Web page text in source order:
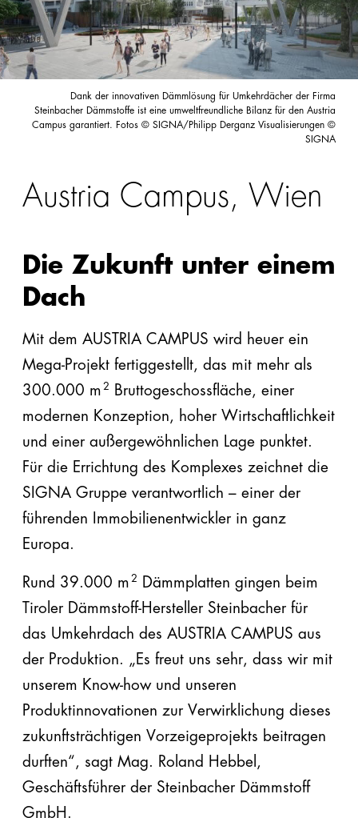
Förderungen
Handbücher/Kataloge
Preisliste &
Sortimentsliste
Innendämmung
Perimeter/Keller
außen
Sonstige:
Ladungsträger
Produkte
Alle
EPS
EPS
plus
Automatenplatten
PU
PE
Steinwolle
Zubehör
Dank der innovativen Dämmlösung für Umkehrdächer der Firma
Steinbacher Dämmstoffe ist eine umweltfreundliche Bilanz für den Austria
Campus garantiert. Fotos © SIGNA/Philipp Derganz Visualisierungen ©
SIGNA
Austria Campus, Wien
Die Zukunft unter einem
Dach
Mit dem AUSTRIA CAMPUS wird heuer ein
Mega-Projekt fertiggestellt, das mit mehr als
300.000 m 2
Bruttogeschossfläche, einer
modernen Konzeption, hoher Wirtschaftlichkeit
und einer außergewöhnlichen Lage punktet.
Für die Errichtung des Komplexes zeichnet die
SIGNA Gruppe verantwortlich – einer der
führenden Immobilienentwickler in ganz
Europa.
Rund 39.000 m 2
Dämmplatten gingen beim
Tiroler Dämmstoff-Hersteller Steinbacher für
das Umkehrdach des AUSTRIA CAMPUS aus
der Produktion. „Es freut uns sehr, dass wir mit
unserem Know-how und unseren
Produktinnovationen zur Verwirklichung dieses
zukunftsträchtigen Vorzeigeprojekts beitragen
durften“, sagt Mag. Roland Hebbel,
Geschäftsführer der Steinbacher Dämmstoff
GmbH.